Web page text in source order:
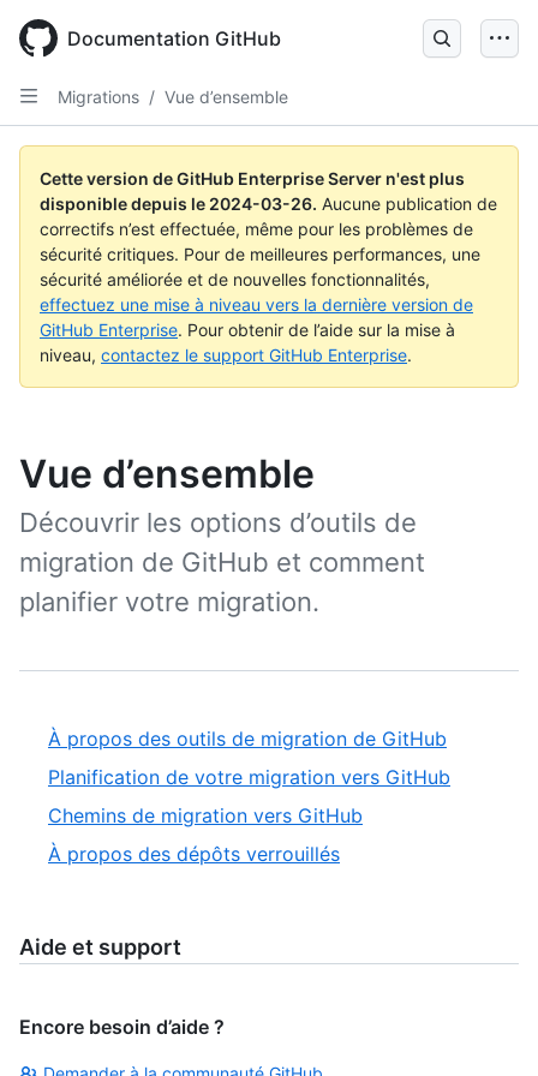
main
content
Documentation GitHub
Migrations / Vue d’ensemble
Cette version de GitHub Enterprise Server n'est plus
disponible depuis le 2024-03-26. Aucune publication de
correctifs n’est effectuée, même pour les problèmes de
sécurité critiques. Pour de meilleures performances, une
sécurité améliorée et de nouvelles fonctionnalités,
effectuez une mise à niveau vers la dernière version de
GitHub Enterprise. Pour obtenir de l’aide sur la mise à
niveau, contactez le support GitHub Enterprise.
Vue d’ensemble
Découvrir les options d’outils de
migration de GitHub et comment
planifier votre migration.
À propos des outils de migration de GitHub
Planification de votre migration vers GitHub
Chemins de migration vers GitHub
À propos des dépôts verrouillés
Aide et support
Encore besoin d’aide ?